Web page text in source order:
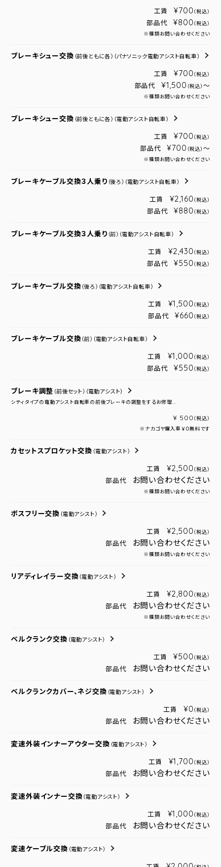
工賃 ¥700 （税込）
部品代 ¥800 （税込）
※種類お問い合わせください
ブレーキシュー交換 （前後ともに各） （パナソニック電動アシスト自転車）
工賃 ¥700 （税込）
部品代 ¥1,500 （税込） ～
※種類お問い合わせください
ブレーキシュー交換 （前後ともに各） （電動アシスト自転車）
工賃 ¥700 （税込）
部品代 ¥700 （税込） ～
※種類お問い合わせください
ブレーキケーブル交換３人乗り （後ろ） （電動アシスト自転車）
工賃 ¥2,160 （税込）
部品代 ¥880 （税込）
ブレーキケーブル交換３人乗り （前） （電動アシスト自転車）
工賃 ¥2,430 （税込）
部品代 ¥550 （税込）
ブレーキケーブル交換 （後ろ） （電動アシスト自転車）
工賃 ¥1,500 （税込）
部品代 ¥660 （税込）
ブレーキケーブル交換 （前） （電動アシスト自転車）
工賃 ¥1,000 （税込）
部品代 ¥550 （税込）
ブレーキ調整 （前後セット） （電動アシスト）
シティタイプの電動アシスト自転車の前後ブレーキの調整をするお修理...
¥ 500 （税込）
※ナカゴヤ購入車￥０無料です
カセットスプロケット交換 （電動アシスト）
工賃 ¥2,500 （税込）
部品代 お問い合わせください
※種類お問い合わせください
ボスフリー交換 （電動アシスト）
工賃 ¥2,500 （税込）
部品代 お問い合わせください
※種類お問い合わせください
リアディレイラー交換 （電動アシスト）
工賃 ¥2,800 （税込）
部品代 お問い合わせください
※種類お問い合わせください
ベルクランク交換 （電動アシスト）
工賃 ¥500 （税込）
部品代 お問い合わせください
ベルクランクカバー、ネジ交換 （電動アシスト）
工賃 ¥0 （税込）
部品代 お問い合わせください
変速外装インナーアウター交換 （電動アシスト）
工賃 ¥1,700 （税込）
部品代 お問い合わせください
変速外装インナー交換 （電動アシスト）
工賃 ¥1,000 （税込）
部品代 お問い合わせください
変速ケーブル交換 （電動アシスト）